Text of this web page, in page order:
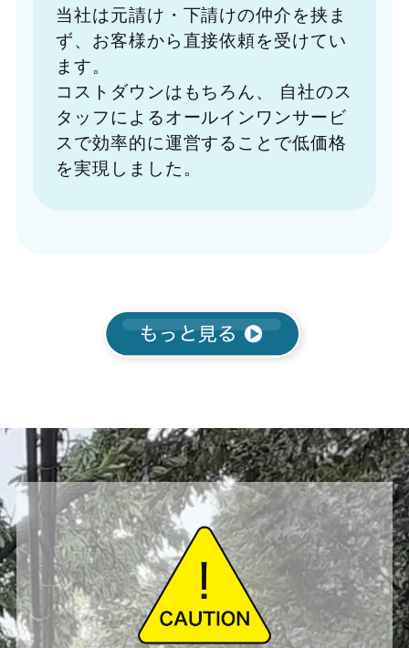
当社は元請け・下請けの仲介を挟ま
ず、お客様から直接依頼を受けてい
ます。
コストダウンはもちろん、
自社のス
タッフによるオールインワンサービ
スで効率的に運営することで低価格
を実現しました。